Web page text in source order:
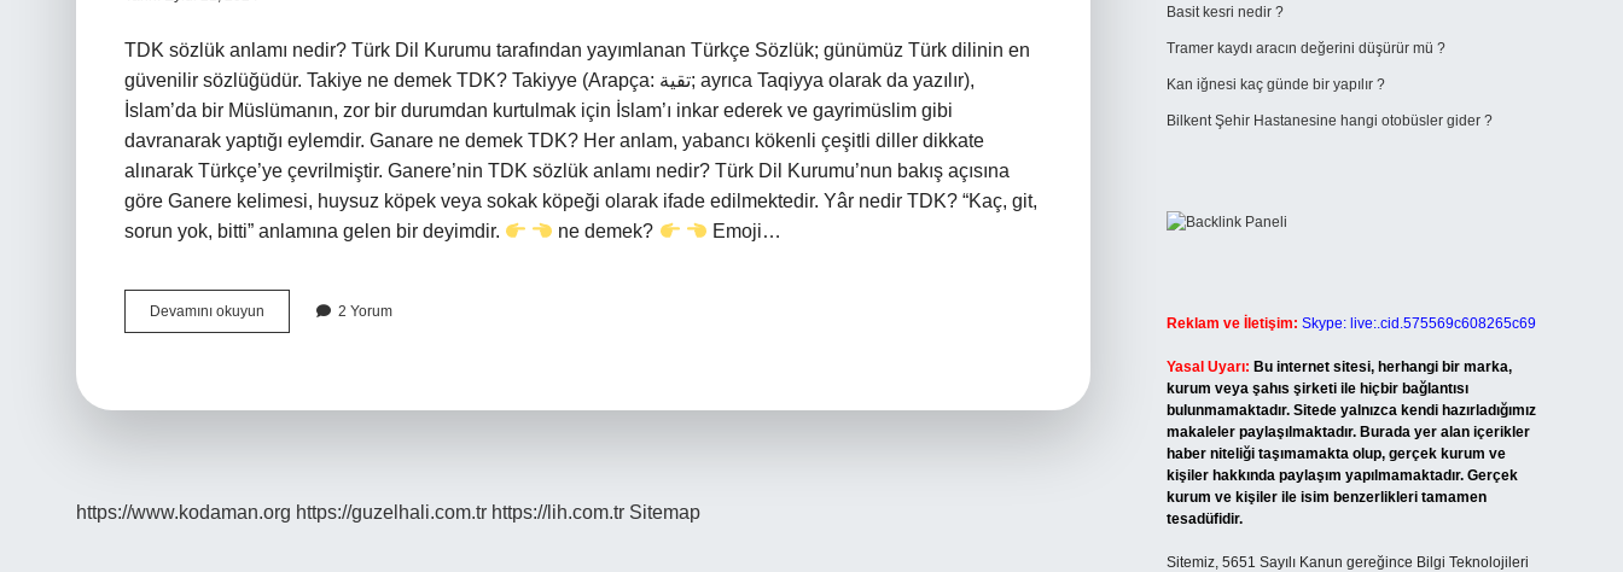
TDK sözlük anlamı nedir? Türk Dil Kurumu tarafından yayımlanan Türkçe Sözlük; günümüz Türk dilinin en
güvenilir sözlüğüdür. Takiye ne demek TDK? Takiyye (Arapça: تقية; ayrıca Taqiyya olarak da yazılır),
İslam’da bir Müslümanın, zor bir durumdan kurtulmak için İslam’ı inkar ederek ve gayrimüslim gibi
davranarak yaptığı eylemdir. Ganare ne demek TDK? Her anlam, yabancı kökenli çeşitli diller dikkate
alınarak Türkçe’ye çevrilmiştir. Ganere’nin TDK sözlük anlamı nedir? Türk Dil Kurumu’nun bakış açısına
göre Ganere kelimesi, huysuz köpek veya sokak köpeği olarak ifade edilmektedir. Yâr nedir TDK? “Kaç, git,
sorun yok, bitti” anlamına gelen bir deyimdir.
ne demek? Emoji…
Devamını okuyun
Ne
2 Yorum
https://www.kodaman.org https://guzelhali.com.tr https://lih.com.tr Sitemap
Basit kesri nedir ?
Tramer kaydı aracın değerini düşürür mü ?
Kan iğnesi kaç günde bir yapılır ?
Bilkent Şehir Hastanesine hangi otobüsler gider ?
Reklam ve İletişim: Skype: live:.cid.575569c608265c69
Yasal Uyarı: Bu internet sitesi, herhangi bir marka,
kurum veya şahıs şirketi ile hiçbir bağlantısı
bulunmamaktadır. Sitede yalnızca kendi hazırladığımız
makaleler paylaşılmaktadır. Burada yer alan içerikler
haber niteliği taşımamakta olup, gerçek kurum ve
kişiler hakkında paylaşım yapılmamaktadır. Gerçek
kurum ve kişiler ile isim benzerlikleri tamamen
tesadüfidir.
Sitemiz, 5651 Sayılı Kanun gereğince Bilgi Teknolojileri